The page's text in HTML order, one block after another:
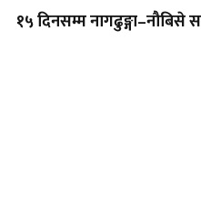
१५ दिनसम्म